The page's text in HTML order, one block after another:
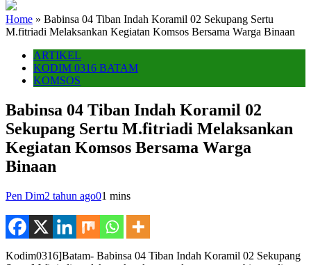
Home » Babinsa 04 Tiban Indah Koramil 02 Sekupang Sertu
M.fitriadi Melaksankan Kegiatan Komsos Bersama Warga Binaan
ARTIKEL
KODIM 0316 BATAM
KOMSOS
Babinsa 04 Tiban Indah Koramil 02
Sekupang Sertu M.fitriadi Melaksankan
Kegiatan Komsos Bersama Warga
Binaan
Pen Dim2 tahun ago01 mins
Kodim0316]Batam- Babinsa 04 Tiban Indah Koramil 02 Sekupang